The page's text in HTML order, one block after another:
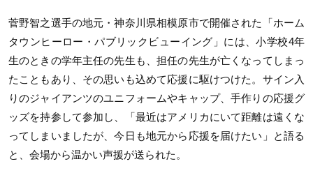
菅野智之選手の地元・神奈川県相模原市で開催された「ホーム
タウンヒーロー・パブリックビューイング」には、小学校4年
生のときの学年主任の先生も、担任の先生が亡くなってしまっ
たこともあり、その思いも込めて応援に駆けつけた。サイン入
りのジャイアンツのユニフォームやキャップ、手作りの応援グ
ッズを持参して参加し、「最近はアメリカにいて距離は遠くな
ってしまいましたが、今日も地元から応援を届けたい」と語る
と、会場から温かい声援が送られた。